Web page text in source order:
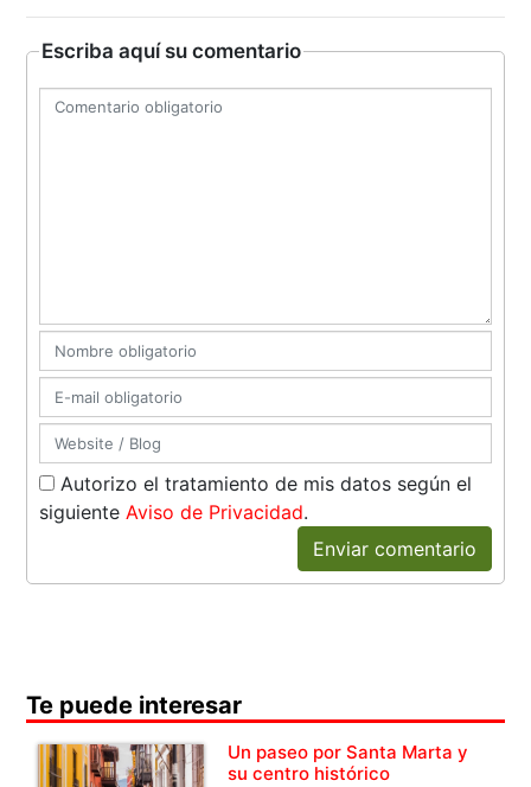
Escriba aquí su comentario
Autorizo el tratamiento de mis datos según el
siguienteAviso de Privacidad.
Enviar comentario
Te puede interesar
Un paseo por Santa Marta y
su centro histórico